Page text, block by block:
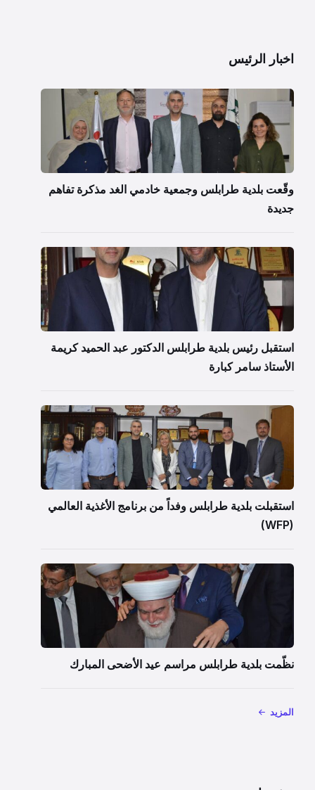
اخبار الرئيس
وقّعت بلدية طرابلس وجمعية خادمي الغد مذكرة تفاهم
جديدة
استقبل رئيس بلدية طرابلس الدكتور عبد الحميد كريمة
الأستاذ سامر كبارة
استقبلت بلدية طرابلس وفداً من برنامج الأغذية العالمي
(WFP)
نظّمت بلدية طرابلس مراسم عيد الأضحى المبارك
المزيد